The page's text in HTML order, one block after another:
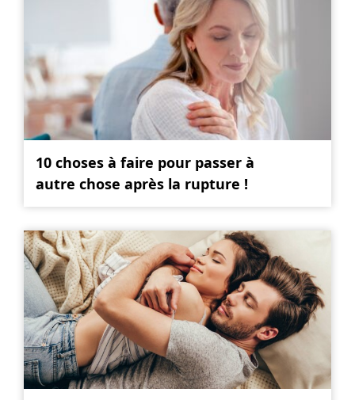
10 choses à faire pour passer à
autre chose après la rupture !